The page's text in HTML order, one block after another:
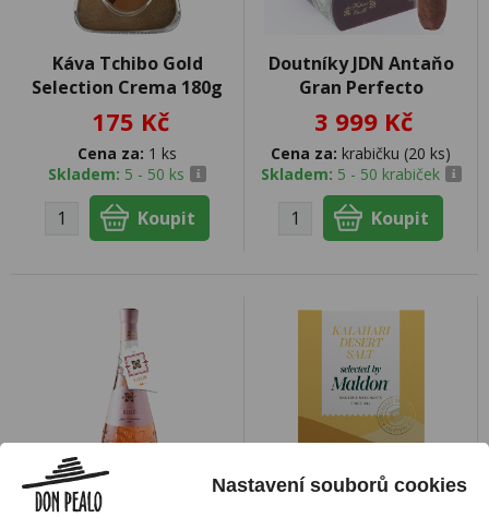
Káva Tchibo Gold
Selection Crema 180g
175 Kč
Cena za: 1 ks
Skladem: 5 - 50 ks
Doutníky JDN Antaňo
Gran Perfecto
3 999 Kč
Cena za: krabičku (20 ks)
Skladem: 5 - 50 krabiček
Nastavení souborů cookies